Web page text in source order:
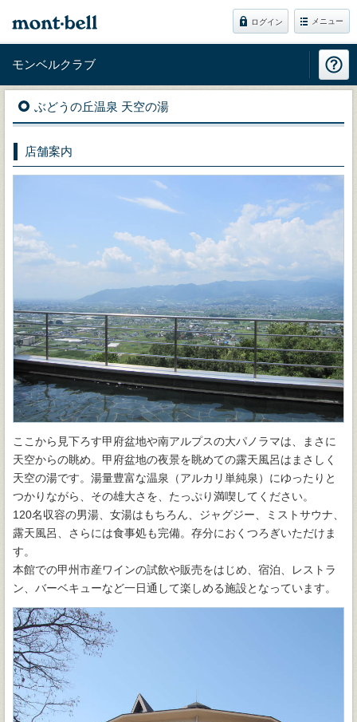
ログイン メニュー
モンベルクラブ
ぶどうの丘温泉 天空の湯
店舗案内
ここから見下ろす甲府盆地や南アルプスの大パノラマは、まさに
天空からの眺め。甲府盆地の夜景を眺めての露天風呂はまさしく
天空の湯です。湯量豊富な温泉（アルカリ単純泉）にゆったりと
つかりながら、その雄大さを、たっぷり満喫してください。
120名収容の男湯、女湯はもちろん、ジャグジー、ミストサウナ、
露天風呂、さらには食事処も完備。存分におくつろぎいただけま
す。
本館での甲州市産ワインの試飲や販売をはじめ、宿泊、レストラ
ン、バーベキューなど一日通して楽しめる施設となっています。